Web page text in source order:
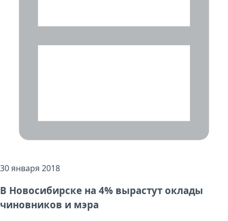
30 января 2018
В Новосибирске на 4% вырастут оклады
чиновников и мэра